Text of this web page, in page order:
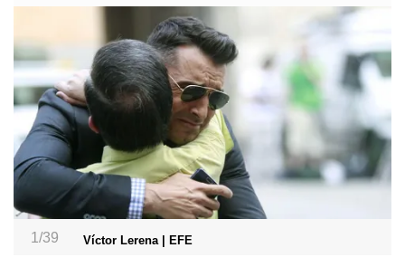
1/39 Víctor Lerena | EFE